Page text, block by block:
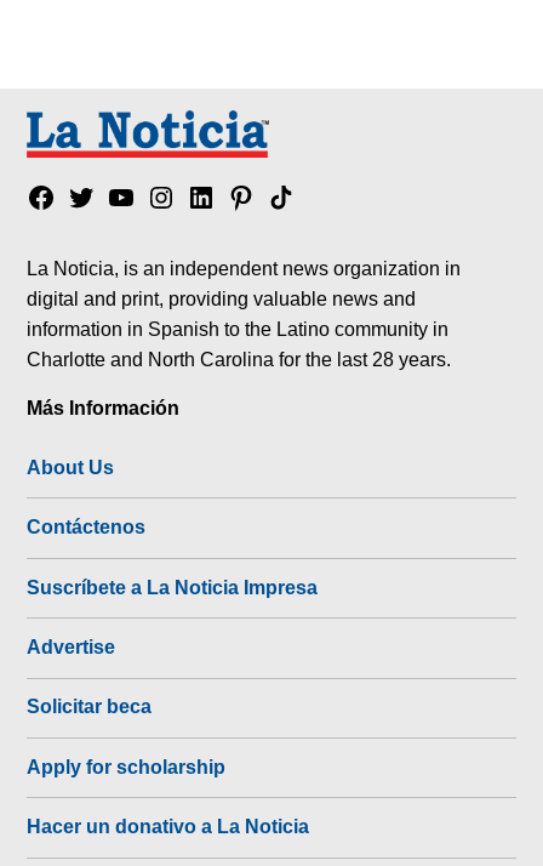
Facebook
TwitterYouTubeInstagram
LinkedinPinterest
Tik
La Noticia, is an independent news organization in
digital and print, providing valuable news and
information in Spanish to the Latino community in
Charlotte and North Carolina for the last 28 years.
Más Información
About Us
Contáctenos
Suscríbete a La Noticia Impresa
Advertise
Solicitar beca
Apply for scholarship
Hacer un donativo a La Noticia